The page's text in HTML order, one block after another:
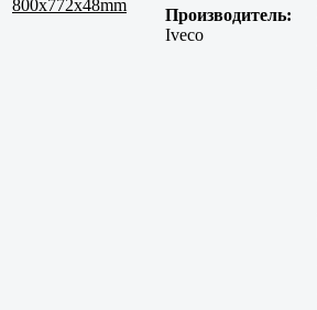
Производитель:
Iveco